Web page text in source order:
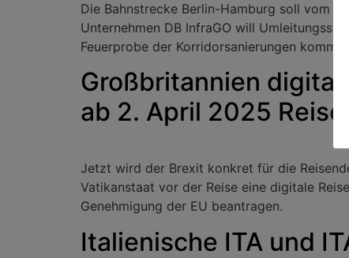
Die Bahnstrecke Berlin-Hamburg soll vom
Unternehmen DB InfraGO will
Feuerprobe der Korridorsanierungen kommt
Großbritannien
ab 2. April 2025
Jetzt wird der Brexit konkret für die
Vatikanstaat vor der Reise eine digitale
Genehmigung der EU beantragen.
Italienische ITA und